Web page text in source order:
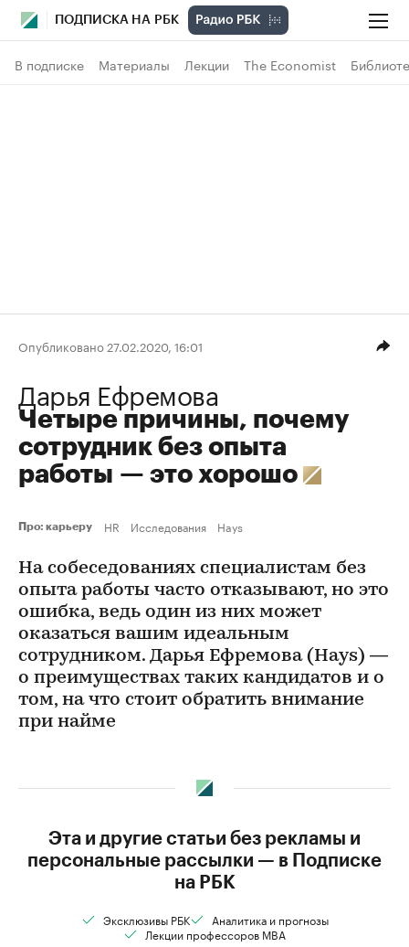
ПОДПИСКА НА РБК
В подписке Материалы Лекции The Economist
Опубликовано 27.02.2020, 16:01
Дарья Ефремова
Четыре причины, почему
сотрудник без опыта
работы — это хорошо
Про: карьеру HR Исследования Hays
На собеседованиях специалистам без
опыта работы часто отказывают, но это
ошибка, ведь один из них может
оказаться вашим идеальным
сотрудником. Дарья Ефремова (Hays) —
о преимуществах таких кандидатов и о
том, на что стоит обратить внимание
при найме
Эта и другие статьи без рекламы и
персональные рассылки — в Подписке
на РБК
Эксклюзивы РБК
Аналитика и прогнозы
Лекции профессоров MBA